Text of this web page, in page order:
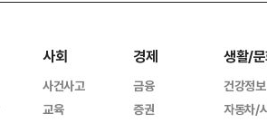
사회
사건사고
교육
경제
금융
증권
생활/
건강정보
자동차/